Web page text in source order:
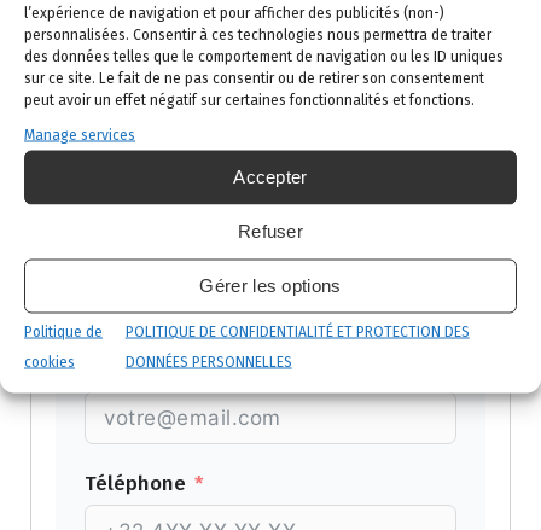
l’expérience de navigation et pour afficher des publicités (non-)
personnalisées. Consentir à ces technologies nous permettra de traiter
des données telles que le comportement de navigation ou les ID uniques
sur ce site. Le fait de ne pas consentir ou de retirer son consentement
peut avoir un effet négatif sur certaines fonctionnalités et fonctions.
Manage services
Accepter
Refuser
Gérer les options
Politique de
cookies
POLITIQUE DE CONFIDENTIALITÉ ET PROTECTION DES
DONNÉES PERSONNELLES
Réponse sous 24h ouvrées — par
téléphone ou email selon votre
préférence.
Prénom
Nom
Email
Téléphone